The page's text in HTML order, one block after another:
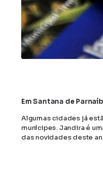
Em Santana de
Algumas cidades já
munícipes. Jandira é
das novidades deste